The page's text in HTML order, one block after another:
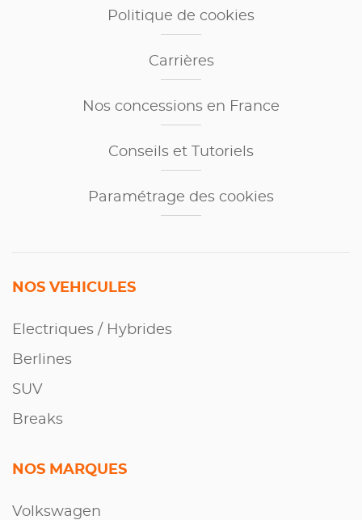
Politique de cookies
Carrières
Nos concessions en France
Conseils et Tutoriels
Paramétrage des cookies
NOS VEHICULES
Electriques / Hybrides
Berlines
SUV
Breaks
NOS MARQUES
Volkswagen